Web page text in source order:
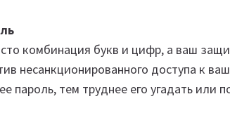
комбинация букв и цифр, а ваш
несанкционированного доступа к
пароль, тем труднее его угадать или